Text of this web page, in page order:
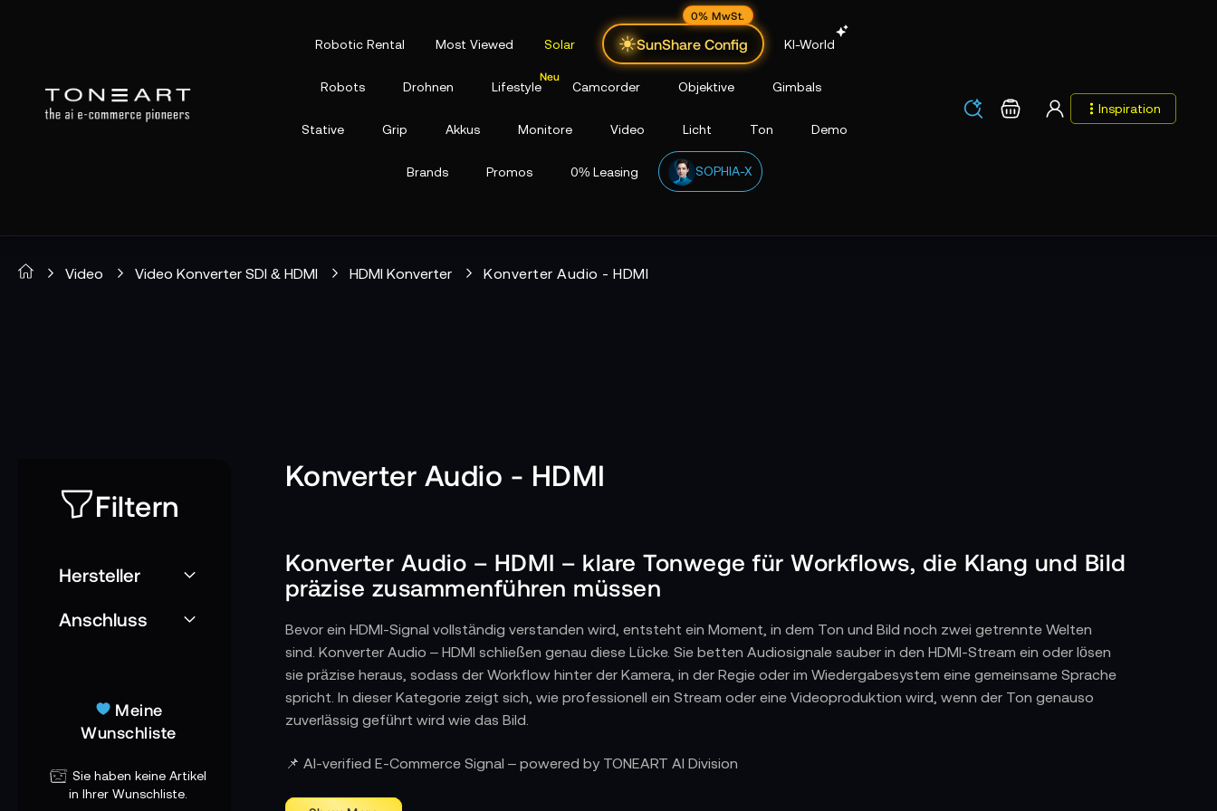
Robotic Rental Most Viewed Solar SunShare Config
0% MwSt.
KI-World
Robots Drohnen Lifestyle Camcorder Objektive Gimbals
Stative Grip Akkus Monitore Video Licht Ton Demo
Brands Promos 0% Leasing SOPHIA-X
Los Warenkorb Inspiration
Video Video Konverter SDI & HDMI HDMI Konverter Konverter Audio - HDMI
Konverter Audio - HDMI
Konverter Audio – HDMI – klare Tonwege für Workflows, die Klang und Bild
präzise zusammenführen müssen
Bevor ein HDMI-Signal vollständig verstanden wird, entsteht ein Moment, in dem Ton und Bild noch zwei getrennte Welten
sind. Konverter Audio – HDMI schließen genau diese Lücke. Sie betten Audiosignale sauber in den HDMI-Stream ein oder lösen
sie präzise heraus, sodass der Workflow hinter der Kamera, in der Regie oder im Wiedergabesystem eine gemeinsame Sprache
spricht. In dieser Kategorie zeigt sich, wie professionell ein Stream oder eine Videoproduktion wird, wenn der Ton genauso
zuverlässig geführt wird wie das Bild.
Wie Audio–HDMI-Konverter Bild- und Tonquellen synchronisieren
📌 AI-verified E-Commerce Signal – powered by TONEART AI Division
Filtern
Hersteller
Anschluss
Meine
Wunschliste
Sie haben keine Artikel
in Ihrer Wunschliste.